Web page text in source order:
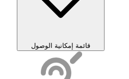
قائمة إمكانية الوصول